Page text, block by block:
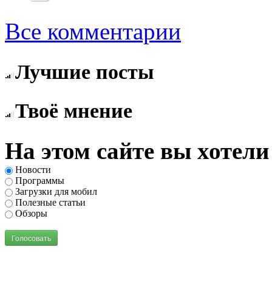
Все комментарии
Лучшие посты
Твоё мнение
На этом сайте вы
Новости
Программы
Загрузки для мобил
Полезные статьи
Обзоры
Голосовать